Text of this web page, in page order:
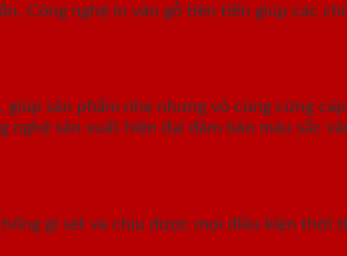
Công nghệ in vân gỗ tiên tiến giúp các
sản phẩm nhẹ nhưng vô cùng cứng
sản xuất hiện đại đảm bảo màu sắc
gỉ sét và chịu được mọi điều kiện